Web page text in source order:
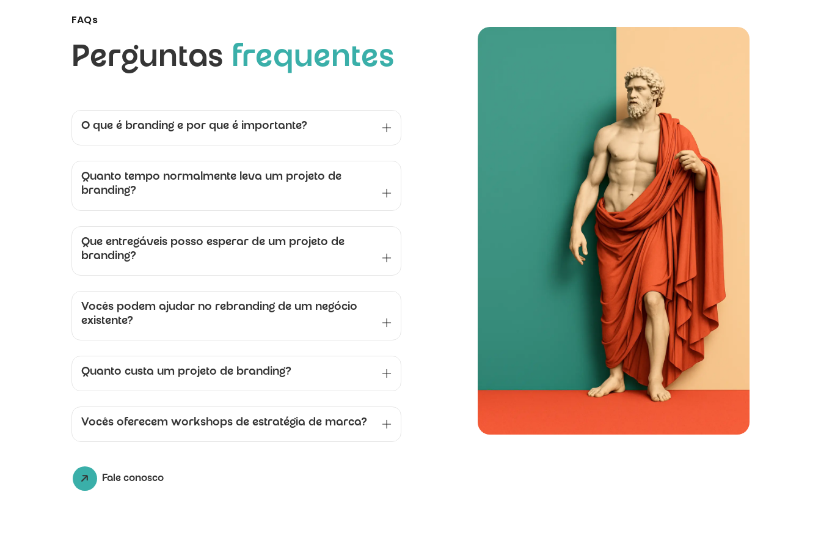
FAQs
Perguntas frequentes
O que é branding e por que é importante?
Quanto tempo normalmente leva um projeto de
branding?
Que entregáveis posso esperar de um projeto de
branding?
Vocês podem ajudar no rebranding de um negócio
existente?
Quanto custa um projeto de branding?
Vocês oferecem workshops de estratégia de marca?
Fale conosco